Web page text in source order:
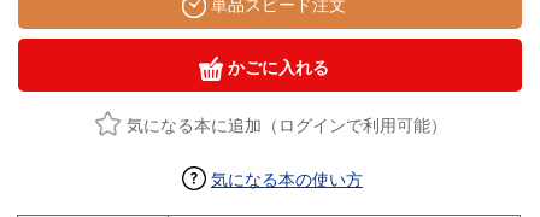
単品スピード注文
かごに入れる
気になる本に追加（ログインで利用可能）
気になる本の使い方